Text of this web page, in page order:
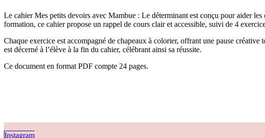
Le cahier Mes petits devoirs avec Mambue : Le déterminant est conçu pour aider
formation, ce cahier propose un rappel de cours clair et accessible, suivi de 4
Chaque exercice est accompagné de chapeaux à colorier, offrant une pause
est décerné à l’élève à la fin du cahier, célébrant ainsi sa réussite.
Ce document en format PDF compte 24 pages.
Instagram